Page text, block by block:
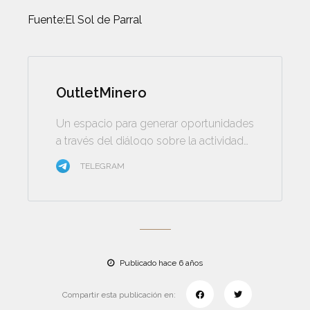
Fuente:El Sol de Parral
OutletMinero
Un espacio para generar oportunidades
a través del diálogo sobre la actividad
minera
TELEGRAM
Publicado hace 6 años
Compartir esta publicación en: